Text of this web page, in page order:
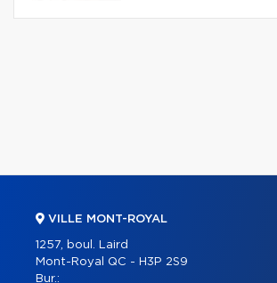
VILLE MONT-ROYAL
1257, boul. Laird
Mont-Royal QC - H3P 2S9
Bur.: